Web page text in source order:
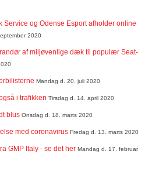
Service og Odense Esport afholder online
2020
af miljøvenlige dæk til populær Seat-
Mandag d. 20. juli 2020
i trafikken Tirsdag d. 14. april 2020
blus Onsdag d. 18. marts 2020
med coronavirus Fredag d. 13. marts 2020
GMP Italy - se det her Mandag d. 17. februar